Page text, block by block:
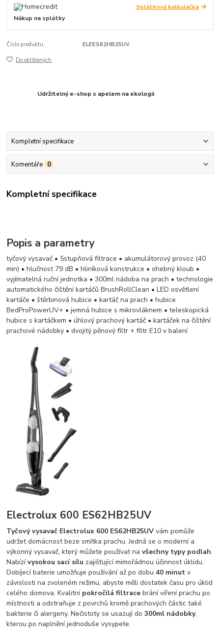
Splátková kalkulačka
Nákup na splátky
Číslo produktu: ELEES62HB25UV
Do oblíbených
Udržitelný e-shop s apelem na ekologii
Kompletní specifikace
Komentáře 0
Kompletní specifikace
Popis a parametry
tyčový vysavač • 5stupňová filtrace • akumulátorový provoz (40
min) • hlučnost 79 dB • hliníková konstrukce • ohebný kloub •
vyjímatelná ruční jednotka • 300ml nádoba na prach • technologie
automatického čištění kartáčů BrushRollClean • LED osvětlení
kartáče • štěrbinová hubice • kartáč na prach • hubice
BedProPowerUV+ • jemná hubice s mikrovláknem • teleskopická
hubice s kartáčkem • úhlový prachový kartáč • kartáček na čištění
prachové nádobky • dvojitý pěnový filtr + filtr E10 v balení
Electrolux 600 ES62HB25UV
Tyčový vysavač Electrolux 600 ES62HB25UVvám pomůže
udržet domácnost beze smítka prachu. Jedná se o moderní a
výkonný vysavač, který můžete používat navšechny typy podlah.
Nabízívysokou sací sílu zajišťující mimořádnou účinnost úklidu.
Dobíjecí baterie umožňuje používání až po dobu40 minutv
závislosti na zvoleném režimu, abyste měli dostatek času pro úklid
celého domova. Kvalitní pokročilá filtrace brání víření prachu po
místnosti a odstraňuje z povrchů kromě prachových částic také
bakterie či alergeny. Nečistoty se usazují do300ml nádobky,
kterou po naplnění jednoduše vysypete.